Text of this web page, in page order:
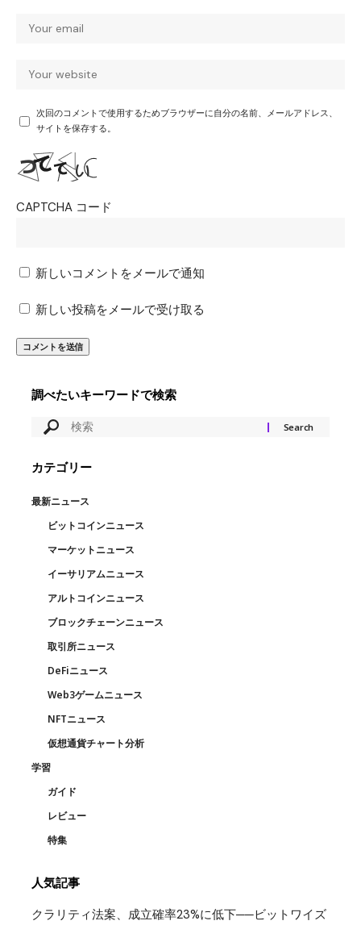
次回のコメントで使用するためブラウザーに自分の名前、メールアドレス、
サイトを保存する。
CAPTCHA コード
新しいコメントをメールで通知
新しい投稿をメールで受け取る
調べたいキーワードで検索
カテゴリー
最新ニュース
ビットコインニュース
マーケットニュース
イーサリアムニュース
アルトコインニュース
ブロックチェーンニュース
取引所ニュース
DeFiニュース
Web3ゲームニュース
NFTニュース
仮想通貨チャート分析
学習
ガイド
レビュー
特集
人気記事
クラリティ法案、成立確率23%に低下──ビットワイズ